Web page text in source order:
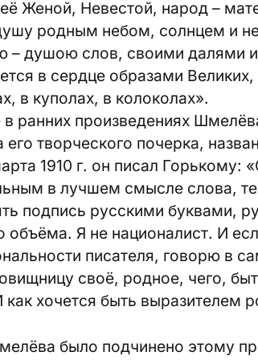
Женой, Невестой, народ –
родным небом, солнцем и
– душою слов, своими далями
в сердце образами Великих,
в куполах, в колоколах».
ранних произведениях
его творческого почерка,
1910 г. он писал Горькому:
в лучшем смысле слова,
подпись русскими буквами,
объёма. Я не националист. И
писателя, говорю в
своё, родное, чего,
хочется быть выразителем
было подчинено этому